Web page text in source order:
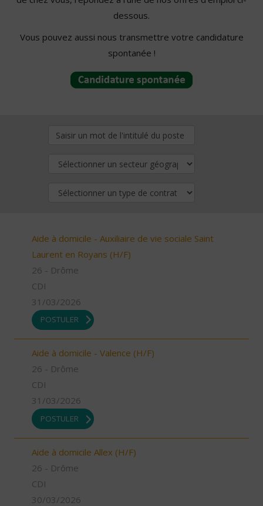
dessous.
Vous pouvez aussi nous transmettre votre candidature
spontanée !
Aide à domicile - Auxiliaire de vie sociale Saint
Laurent en Royans (H/F)
26 - Drôme
CDI
31/03/2026
POSTULER
Aide à domicile - Valence (H/F)
26 - Drôme
CDI
31/03/2026
POSTULER
Aide à domicile Allex (H/F)
26 - Drôme
CDI
30/03/2026